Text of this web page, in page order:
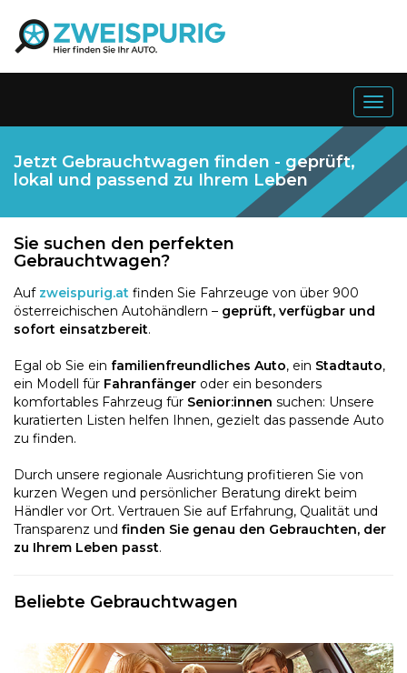
Jetzt Gebrauchtwagen finden - geprüft,
lokal und passend zu Ihrem Leben
Sie suchen den perfekten
Gebrauchtwagen?
Auf zweispurig.at finden Sie Fahrzeuge von über 900
österreichischen Autohändlern – geprüft, verfügbar und
sofort einsatzbereit.
Egal ob Sie ein familienfreundliches Auto, ein Stadtauto,
ein Modell für Fahranfänger oder ein besonders
komfortables Fahrzeug für Senior:innen suchen: Unsere
kuratierten Listen helfen Ihnen, gezielt das passende Auto
zu finden.
Durch unsere regionale Ausrichtung profitieren Sie von
kurzen Wegen und persönlicher Beratung direkt beim
Händler vor Ort. Vertrauen Sie auf Erfahrung, Qualität und
Transparenz und finden Sie genau den Gebrauchten, der
zu Ihrem Leben passt.
Beliebte Gebrauchtwagen